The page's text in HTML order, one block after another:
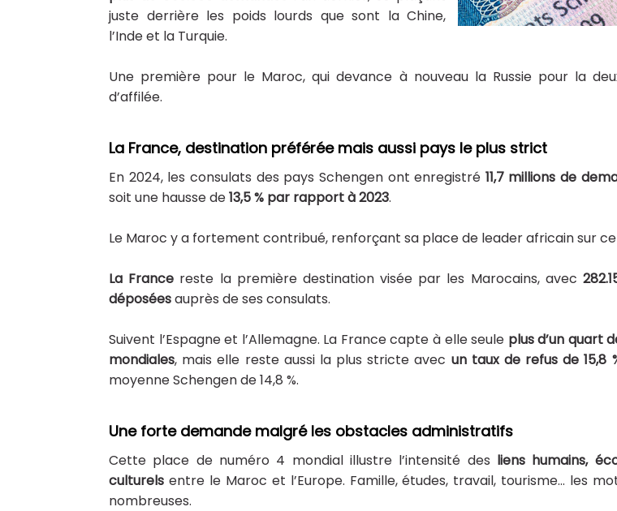
juste derrière les poids lourds que sont la Chine,
l’Inde et la Turquie.
Une première pour le Maroc, qui devance à nouveau la Russie pour la
d’affilée.
La France, destination préférée mais aussi pays le plus strict
En 2024, les consulats des pays Schengen ont enregistré 11,7 millions de
soit une hausse de13,5 % par rapport à 2023.
Le Maroc y a fortement contribué, renforçant sa place de leader africain sur
La France reste la première destination visée par les Marocains, avec
déposéesauprès de ses consulats.
Suivent l’Espagne et l’Allemagne. La France capte à elle seule plus d’un quart
mondiales, mais elle reste aussi la plus stricte avec un taux de refus de 15,8
moyenne Schengen de 14,8 %.
Une forte demande malgré les obstacles administratifs
Cette place de numéro 4 mondial illustre l’intensité des liens humains,
culturels entre le Maroc et l’Europe. Famille, études, travail, tourisme... les
nombreuses.